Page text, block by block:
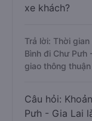
xe khách?
Trả lời: Thời
Bình đi Chư Pưh
giao thông
Câu hỏi:
Pưh - Gia Lai